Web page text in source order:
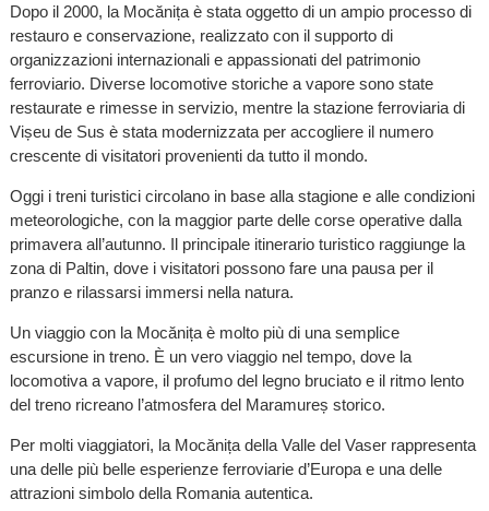
Dopo il 2000, la Mocănița è stata oggetto di un ampio processo di
restauro e conservazione, realizzato con il supporto di
organizzazioni internazionali e appassionati del patrimonio
ferroviario. Diverse locomotive storiche a vapore sono state
restaurate e rimesse in servizio, mentre la stazione ferroviaria di
Vișeu de Sus è stata modernizzata per accogliere il numero
crescente di visitatori provenienti da tutto il mondo.
Oggi i treni turistici circolano in base alla stagione e alle condizioni
meteorologiche, con la maggior parte delle corse operative dalla
primavera all’autunno. Il principale itinerario turistico raggiunge la
zona di Paltin, dove i visitatori possono fare una pausa per il
pranzo e rilassarsi immersi nella natura.
Un viaggio con la Mocănița è molto più di una semplice
escursione in treno. È un vero viaggio nel tempo, dove la
locomotiva a vapore, il profumo del legno bruciato e il ritmo lento
del treno ricreano l’atmosfera del Maramureș storico.
Per molti viaggiatori, la Mocănița della Valle del Vaser rappresenta
una delle più belle esperienze ferroviarie d’Europa e una delle
attrazioni simbolo della Romania autentica.